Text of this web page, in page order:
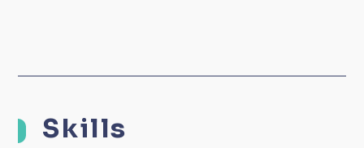
Skills